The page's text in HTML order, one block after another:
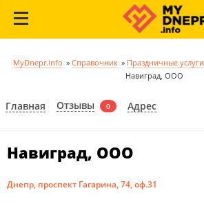
MyDnepr.info » Справочник » Праздничные услуги
Навиград, ООО
Главная Отзывы 0 Адрес
Навиград, ООО
Днепр, проспект Гагарина, 74, оф.31